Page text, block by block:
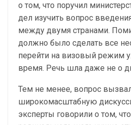
о том, что поручил
дел изучить вопрос
между двумя странами.
должно было сделать все
перейти на визовый режим
время. Речь шла даже не о
Тем не менее, вопрос
широкомасштабную
эксперты говорили о том,